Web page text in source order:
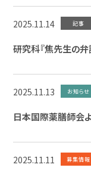
2025.11.14 記事
研究科『焦先生の
2025.11.13 お知らせ
日本国際薬膳師会
2025.11.11 募集情報